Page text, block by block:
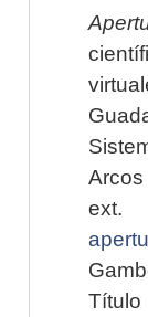
Título